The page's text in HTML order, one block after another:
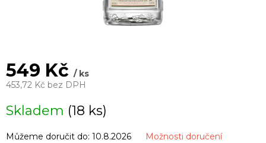
549 Kč/ ks
453,72 Kč bez DPH
cena:
Skladem (18 ks)
Můžeme doručit do: 10.8.2026
Možnosti doručení